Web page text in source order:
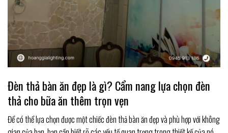
Đèn thả bàn ăn đẹp là gì? Cẩm nang lựa chọn đèn
thả cho bữa ăn thêm trọn vẹn
Để có thể lựa chọn được một chiếc đèn thả bàn ăn đẹp và phù hợp với không